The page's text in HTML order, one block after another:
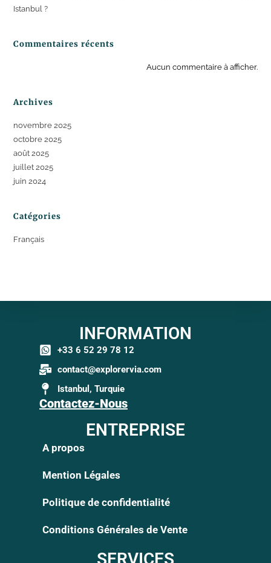
Istanbul ?
Commentaires récents
Aucun commentaire à afficher.
Archives
novembre 2025
octobre 2025
août 2025
juillet 2025
juin 2024
Catégories
Français
INFORMATION
+33 6 52 29 78 12
contact@explorervia.com
Istanbul, Turquie
Contactez-Nous
ENTREPRISE
A propos
Mention Légales
Politique de confidentialité
Conditions Générales de Vente
SERVICES